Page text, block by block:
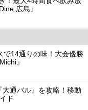
広島』
で14通りの味！大会優勝
』
大通バル』を攻略！移動
ド